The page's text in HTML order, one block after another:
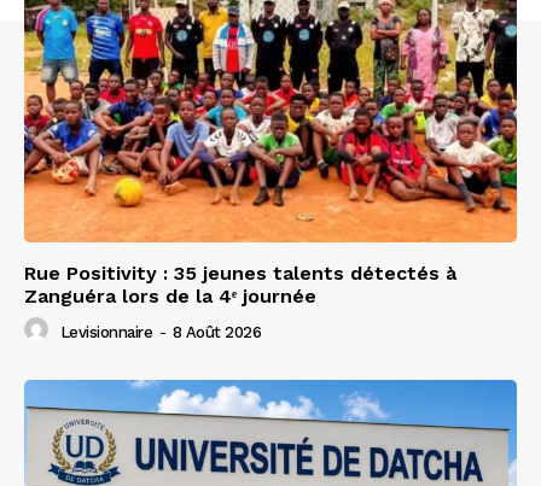
Rue Positivity : 35 jeunes talents détectés à
Zanguéra lors de la 4ᵉ journée
Levisionnaire - 8 Août 2026